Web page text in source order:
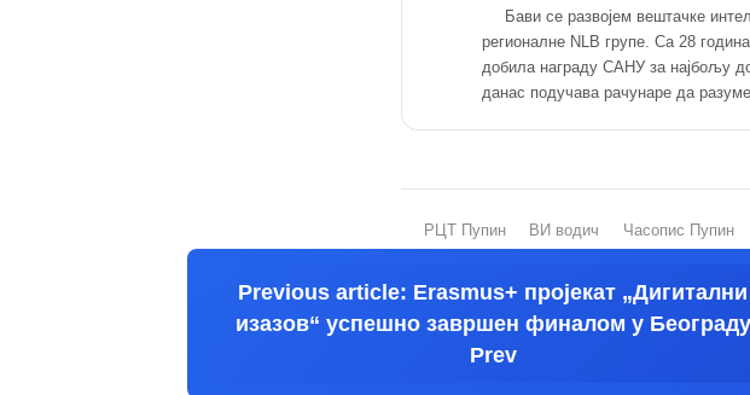
Бави се развојем вештачке
регионалне NLB групе. Са 28
добила награду САНУ за најбољу
данас подучава рачунаре да
РЦТ Пупин ВИ водич Часопис Пупин
Previous article: Erasmus+ пројекат „Дигитални
изазов“ успешно завршен финалом у Београду
Prev